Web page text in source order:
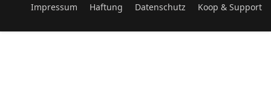
Impressum Haftung Datenschutz Koop & Support